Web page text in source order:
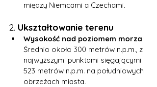
między Niemcami a Czechami.
2. Ukształtowanie terenu
Wysokość nad poziomem morza:
Średnio około 300 metrów n.p.m., z
najwyższymi punktami sięgającymi
523 metrów n.p.m. na południowych
obrzeżach miasta.